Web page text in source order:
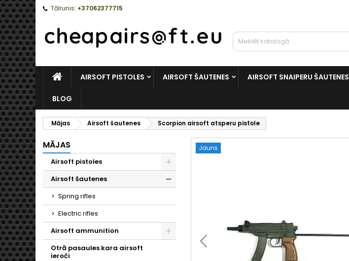
Tālrunis: +37062377715
MĀJASAIRSOFT PISTOLES AIRSOFT ŠAUTENES AIRSOFT SNAIPERU ŠAUTENES
BLOG
Mājas Airsoft šautenes Scorpion airsoft atsperu pistole
MĀJAS
Airsoft pistoles
Airsoft šautenes
Spring rifles
Electric rifles
Airsoft ammunition
Toggle
Otrā pasaules kara airsoft
ieroči
Jauns